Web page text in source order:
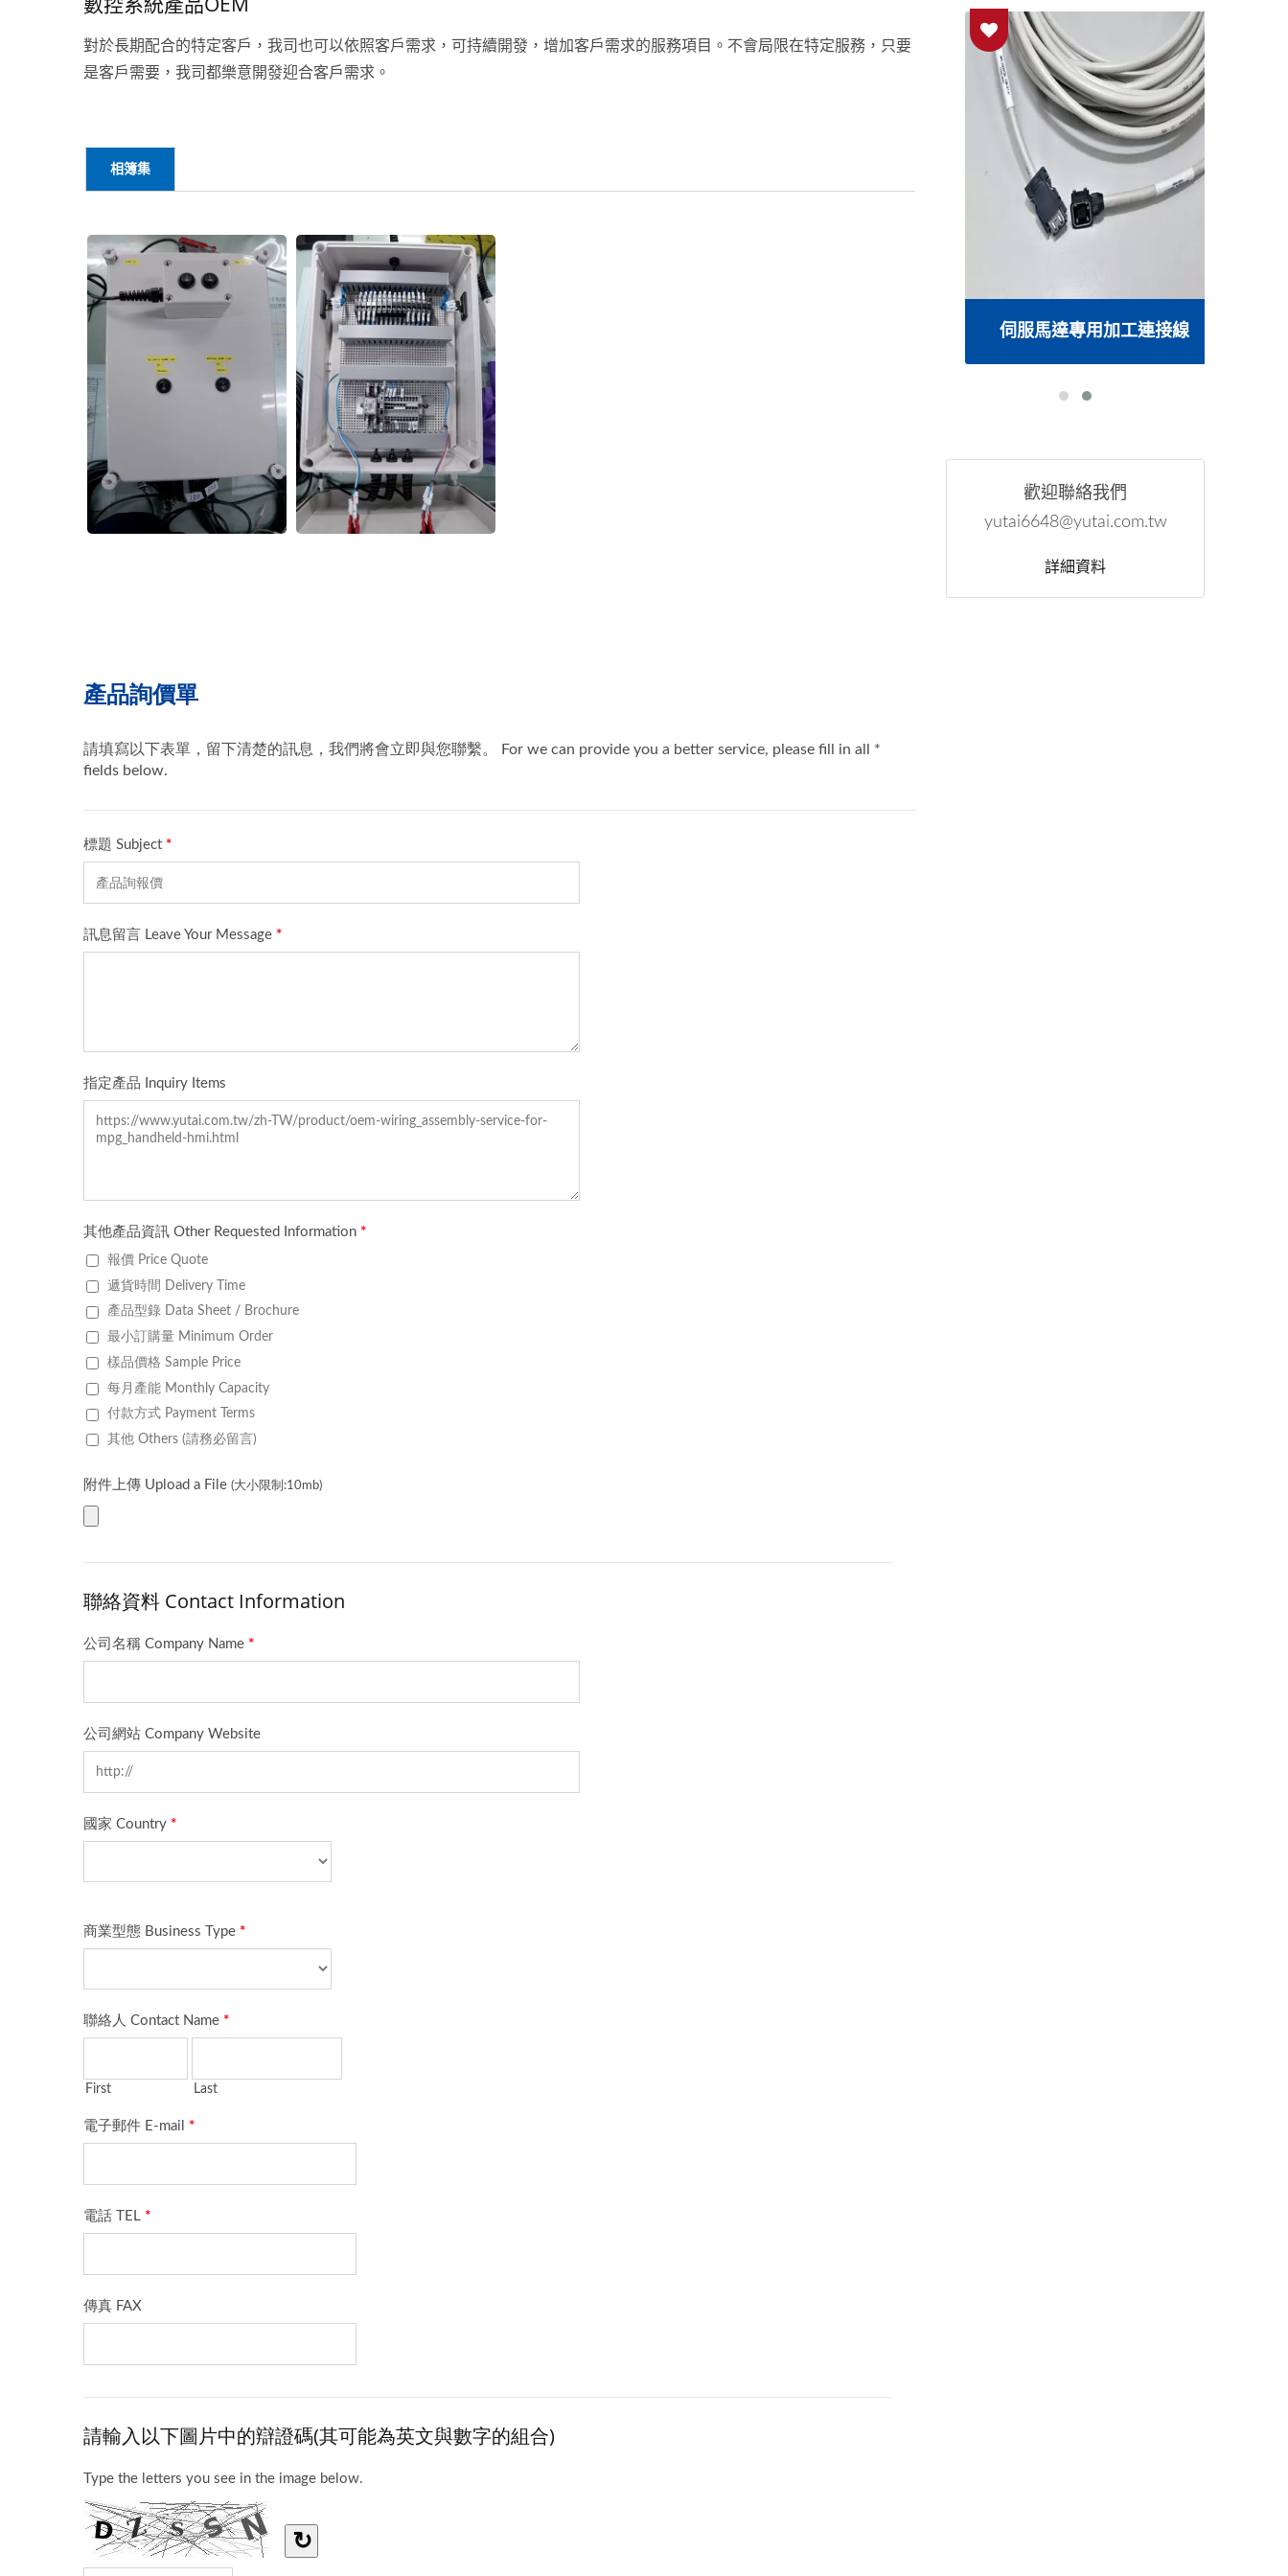
對於長期配合的特定客戶，我司也可以依照客戶需求，可持續開發，增加客戶需求的服務項目。不會局限在特定服務，只要
是客戶需要，我司都樂意開發迎合客戶需求。
相簿集
半導體設備加工連接線 伺服馬達專用加工連接線 伺服馬達專用加工連接線
歡迎聯絡我們
yutai6648@yutai.com.tw
詳細資料